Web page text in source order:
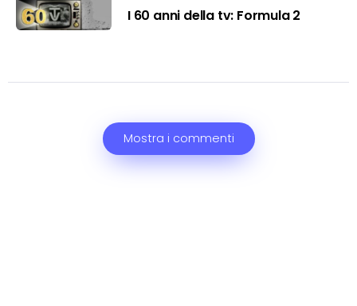
I 60 anni della tv: Formula 2
Mostra i commenti